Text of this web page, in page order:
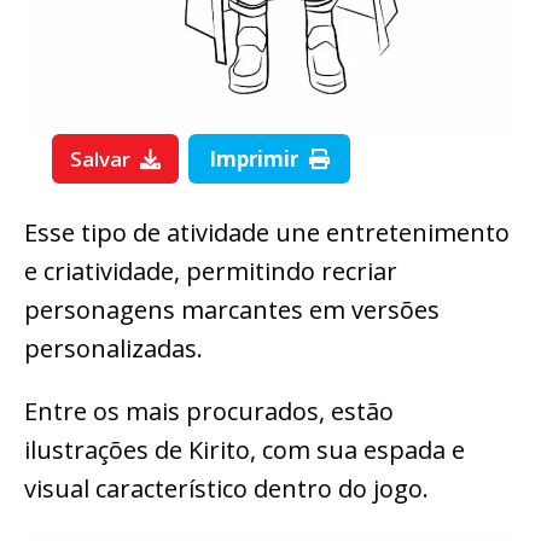
Salvar Imprimir
Esse tipo de atividade une entretenimento
e criatividade, permitindo recriar
personagens marcantes em versões
personalizadas.
Entre os mais procurados, estão
ilustrações de Kirito, com sua espada e
visual característico dentro do jogo.